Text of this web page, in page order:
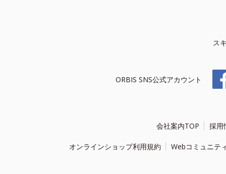
ス
ORBIS SNS公式アカウント
会社案内TOP 採用
オンラインショップ利用規約 Webコミュニテ